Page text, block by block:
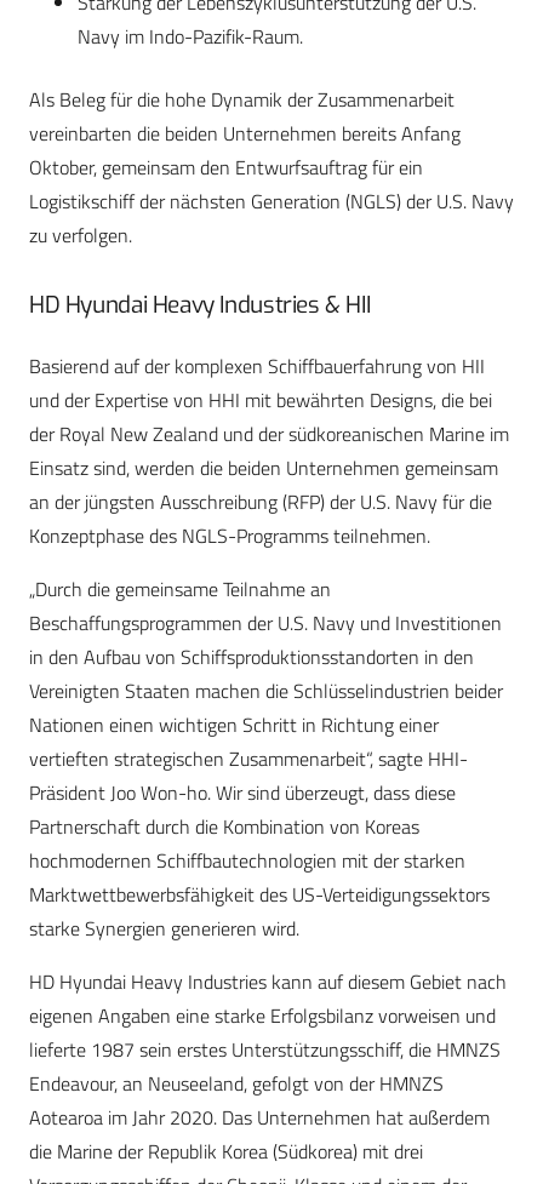
Navy im Indo-Pazifik-Raum.
Als Beleg für die hohe Dynamik der Zusammenarbeit
vereinbarten die beiden Unternehmen bereits Anfang
Oktober, gemeinsam den Entwurfsauftrag für ein
Logistikschiff der nächsten Generation (NGLS) der U.S. Navy
zu verfolgen.
HD Hyundai Heavy Industries & HII
Basierend auf der komplexen Schiffbauerfahrung von HII
und der Expertise von HHI mit bewährten Designs, die bei
der Royal New Zealand und der südkoreanischen Marine im
Einsatz sind, werden die beiden Unternehmen gemeinsam
an der jüngsten Ausschreibung (RFP) der U.S. Navy für die
Konzeptphase des NGLS-Programms teilnehmen.
„Durch die gemeinsame Teilnahme an
Beschaffungsprogrammen der U.S. Navy und Investitionen
in den Aufbau von Schiffsproduktionsstandorten in den
Vereinigten Staaten machen die Schlüsselindustrien beider
Nationen einen wichtigen Schritt in Richtung einer
vertieften strategischen Zusammenarbeit“, sagte HHI-
Präsident Joo Won-ho. Wir sind überzeugt, dass diese
Partnerschaft durch die Kombination von Koreas
hochmodernen Schiffbautechnologien mit der starken
Marktwettbewerbsfähigkeit des US-Verteidigungssektors
starke Synergien generieren wird.
HD Hyundai Heavy Industries kann auf diesem Gebiet nach
eigenen Angaben eine starke Erfolgsbilanz vorweisen und
lieferte 1987 sein erstes Unterstützungsschiff, die HMNZS
Endeavour, an Neuseeland, gefolgt von der HMNZS
Aotearoa im Jahr 2020. Das Unternehmen hat außerdem
die Marine der Republik Korea (Südkorea) mit drei